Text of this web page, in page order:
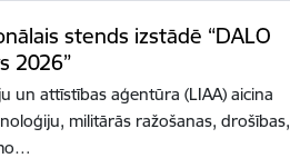
stends izstādē “DALO
2026”
un attīstības aģentūra (LIAA) aicina
militārās ražošanas, drošības,